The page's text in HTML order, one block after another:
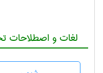
لغات و اصطلاحات